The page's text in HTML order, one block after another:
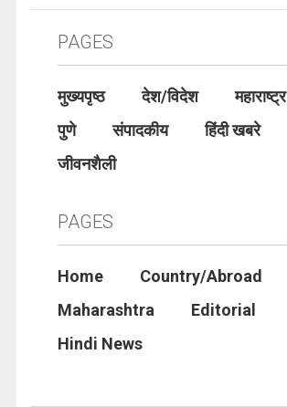
PAGES
मुख्यपृष्ठ देश/विदेश
महाराष्ट्र
पुणे
संपादकीय
हिंदी खबरे
जीवनशैली
PAGES
Home
Country/Abroad
Maharashtra
Editorial
Hindi News